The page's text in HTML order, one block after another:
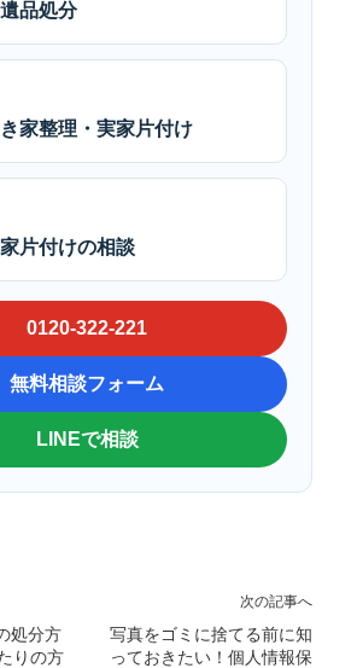
品処分
家整理・実家片付け
片付けの相談
0120-322-221
無料相談フォーム
LINEで相談
処分方
りの方
次の記事へ
写真をゴミに捨てる前に知
っておきたい！個人情報保